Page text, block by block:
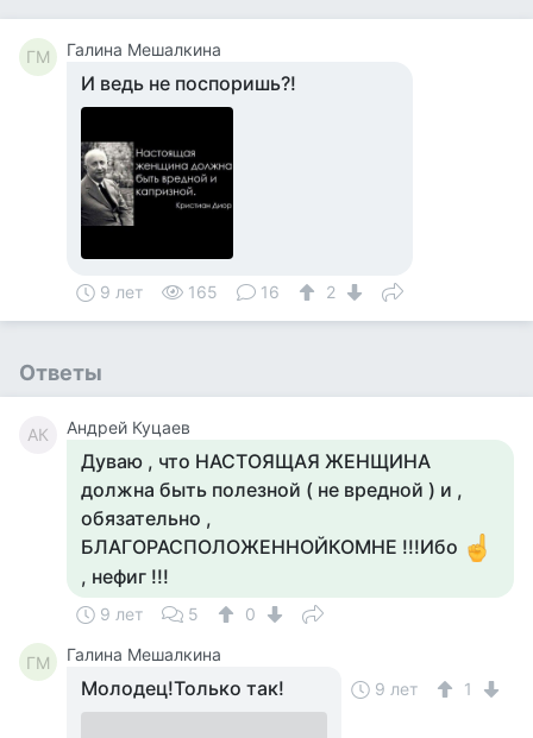
ГМ Галина Мешалкина
И ведь не поспоришь?!
9 лет 165 16 2
Ответы
АК Андрей Куцаев
Дуваю , что НАСТОЯЩАЯ ЖЕНЩИНА
должна быть полезной ( не вредной ) и ,
обязательно ,
БЛАГОРАСПОЛОЖЕННОЙКОМНЕ !!!Ибо
, нефиг !!!
9 лет 5 0
ГМ Галина Мешалкина
Молодец!Только так! 9 лет 1